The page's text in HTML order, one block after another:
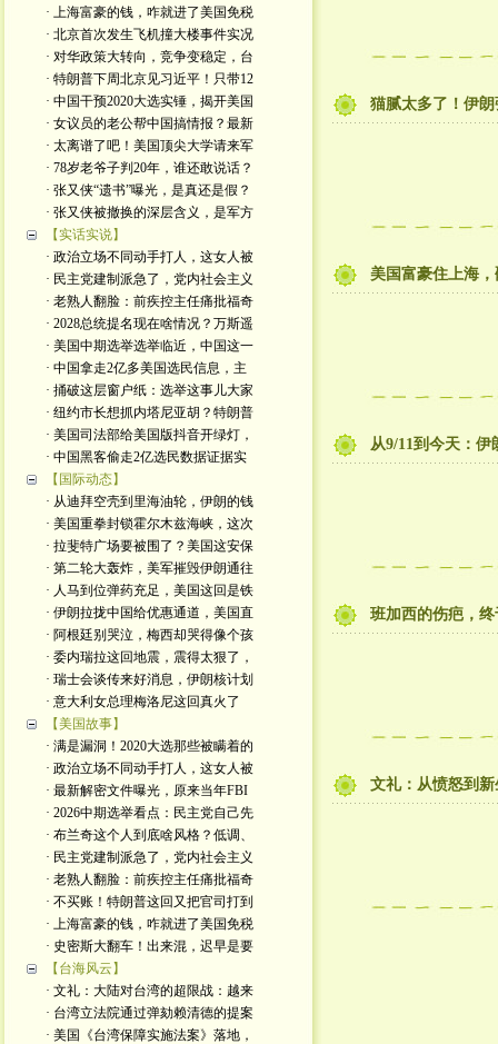
· 上海富豪的钱，咋就进了美国免税
· 北京首次发生飞机撞大楼事件实况
· 对华政策大转向，竞争变稳定，台
· 特朗普下周北京见习近平！只带12
· 中国干预2020大选实锤，揭开美国
· 女议员的老公帮中国搞情报？最新
· 太离谱了吧！美国顶尖大学请来军
· 78岁老爷子判20年，谁还敢说话？
· 张又侠“遗书”曝光，是真还是假？
· 张又侠被撤换的深层含义，是军方
【实话实说】
· 政治立场不同动手打人，这女人被
· 民主党建制派急了，党内社会主义
· 老熟人翻脸：前疾控主任痛批福奇
· 2028总统提名现在啥情况？万斯遥
· 美国中期选举选举临近，中国这一
· 中国拿走2亿多美国选民信息，主
· 捅破这层窗户纸：选举这事儿大家
· 纽约市长想抓内塔尼亚胡？特朗普
· 美国司法部给美国版抖音开绿灯，
· 中国黑客偷走2亿选民数据证据实
【国际动态】
· 从迪拜空壳到里海油轮，伊朗的钱
· 美国重拳封锁霍尔木兹海峡，这次
· 拉斐特广场要被围了？美国这安保
· 第二轮大轰炸，美军摧毁伊朗通往
· 人马到位弹药充足，美国这回是铁
· 伊朗拉拢中国给优惠通道，美国直
· 阿根廷别哭泣，梅西却哭得像个孩
· 委内瑞拉这回地震，震得太狠了，
· 瑞士会谈传来好消息，伊朗核计划
· 意大利女总理梅洛尼这回真火了
【美国故事】
· 满是漏洞！2020大选那些被瞒着的
· 政治立场不同动手打人，这女人被
· 最新解密文件曝光，原来当年FBI
· 2026中期选举看点：民主党自己先
· 布兰奇这个人到底啥风格？低调、
· 民主党建制派急了，党内社会主义
· 老熟人翻脸：前疾控主任痛批福奇
· 不买账！特朗普这回又把官司打到
· 上海富豪的钱，咋就进了美国免税
· 史密斯大翻车！出来混，迟早是要
【台海风云】
· 文礼：大陆对台湾的超限战：越来
· 台湾立法院通过弹劾赖清德的提案
· 美国《台湾保障实施法案》落地，
猫腻太多了！伊
美国富豪住上海
从9/11到今天：
班加西的伤疤，
文礼：从愤怒到